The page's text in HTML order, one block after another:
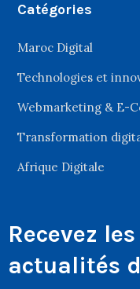
Catégories
Maroc Digital
Technologies et
Webmarketing & E-
Transformation
Afrique Digitale
Recevez
actualités